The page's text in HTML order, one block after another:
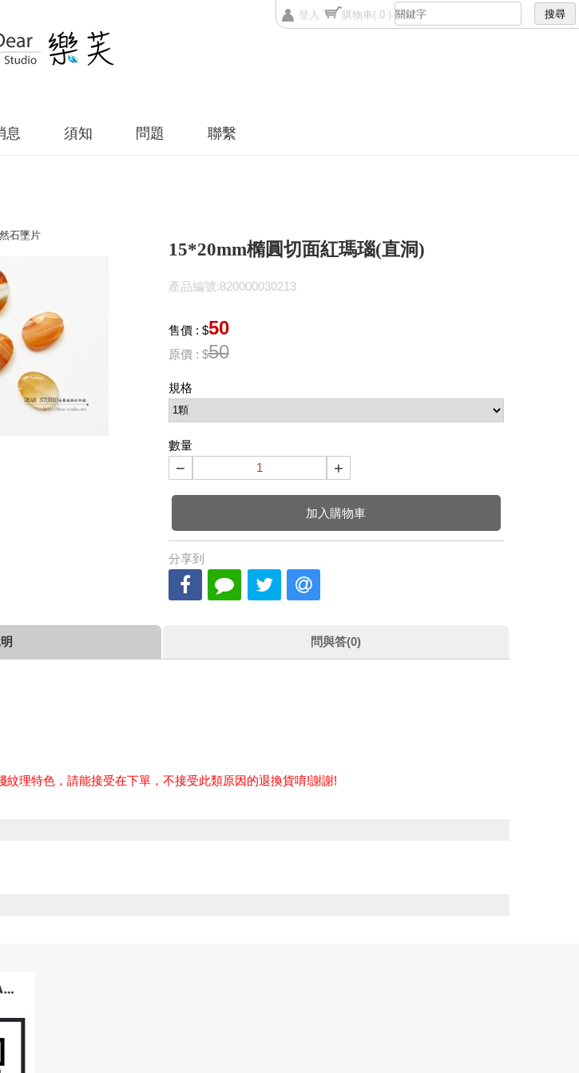
登入 購物車( 0 )
息 須知 問題 聯繫
石墜片
15*20mm橢圓切面紅瑪瑙(直洞)
產品編號:820000030213
售價 : $50
原價 : $50
規格
數量
− +
加入購物車
分享到
問與答(0)
紋理特色，請能接受在下單，不接受此類原因的退換貨唷!謝謝!